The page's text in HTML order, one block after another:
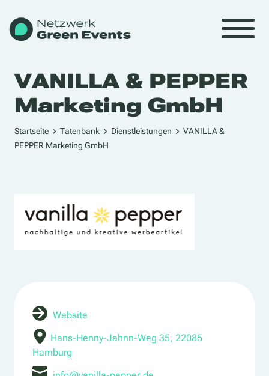
VANILLA & PEPPER
Marketing GmbH
Startseite Tatenbank Dienstleistungen
VANILLA &
PEPPER Marketing GmbH
Website
Hans-Henny-Jahnn-Weg 35, 22085
Hamburg